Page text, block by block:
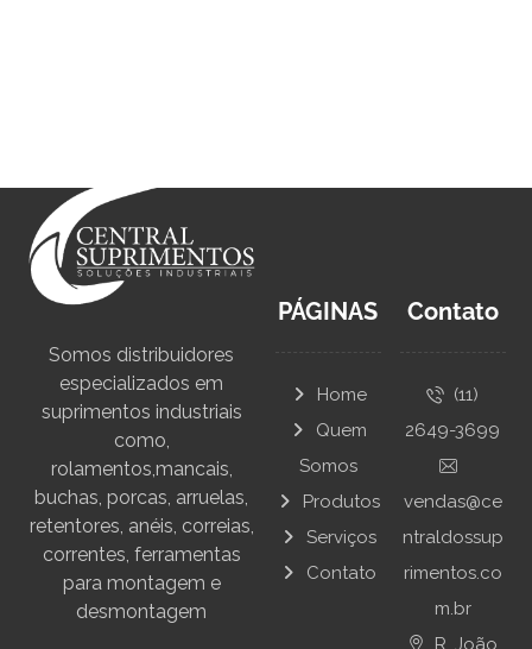
Somos distribuidores
especializados em
suprimentos industriais
como,
rolamentos,mancais,
buchas, porcas, arruelas,
retentores, anéis, correias,
correntes, ferramentas
para montagem e
desmontagem
PÁGINAS
Home
Quem
Somos
Produtos
Serviços
Contato
Contato
(11)
2649-3699
vendas@ce
ntraldossup
rimentos.co
m.br
R. João